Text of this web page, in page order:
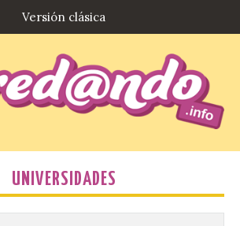
Versión clásica
UNIVERSIDADES